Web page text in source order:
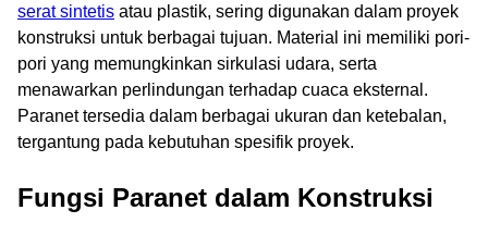
serat sintetis atau plastik, sering digunakan dalam proyek
konstruksi untuk berbagai tujuan. Material ini memiliki pori-
pori yang memungkinkan sirkulasi udara, serta
menawarkan perlindungan terhadap cuaca eksternal.
Paranet tersedia dalam berbagai ukuran dan ketebalan,
tergantung pada kebutuhan spesifik proyek.
Fungsi Paranet dalam Konstruksi